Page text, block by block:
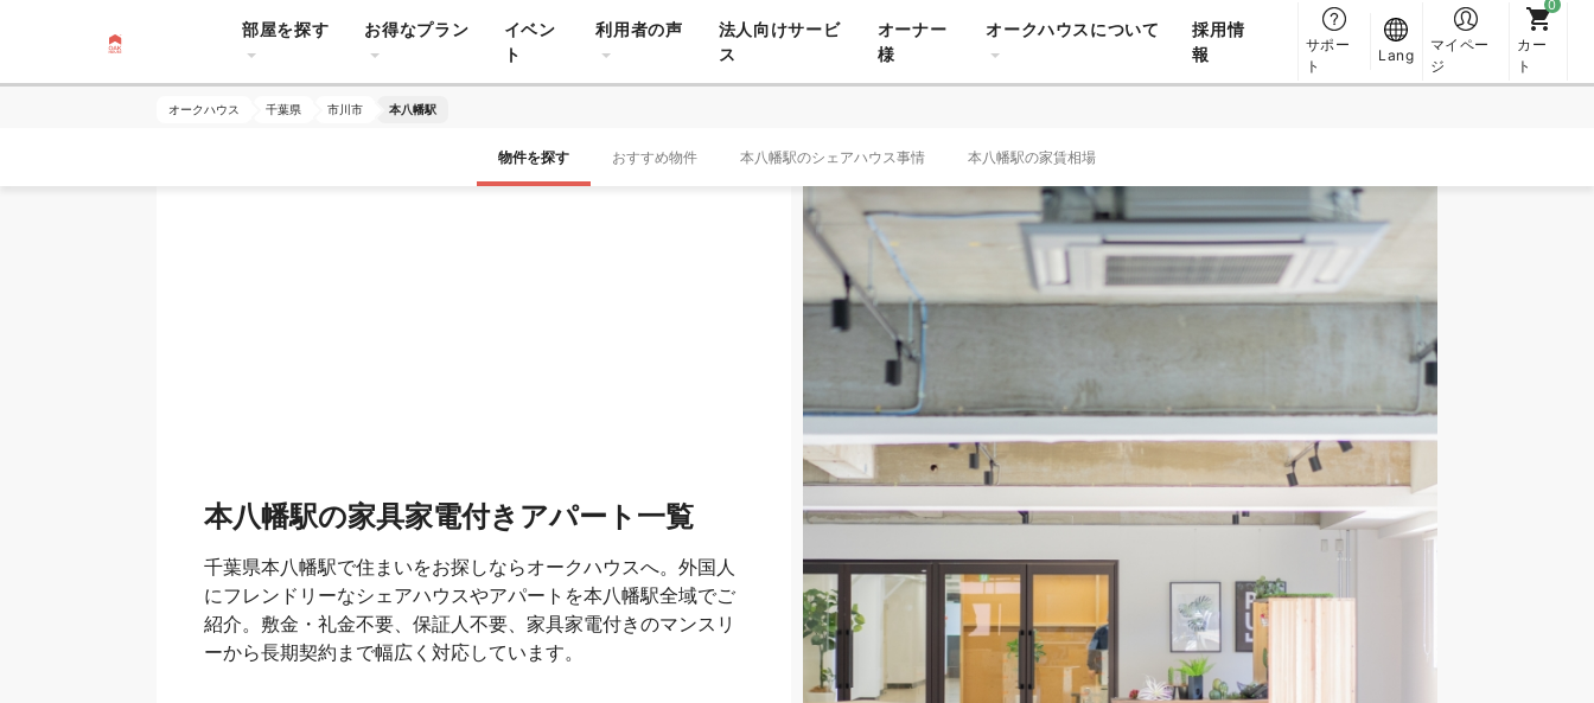
部屋を探す お得なプラン
イベン
ト
利用者の声
法人向けサービ
ス
オーナー
様
オークハウスについて
採用情
報
サポー
ト
Lang
マイペー
ジ
カー
ト
オークハウス 千葉県 市川市 本八幡駅
物件を探す おすすめ物件 本八幡駅のシェアハウス事情 本八幡駅の家賃相場
本八幡駅の家具家電付きアパート一覧
千葉県本八幡駅で住まいをお探しならオークハウスへ。外国人
にフレンドリーなシェアハウスやアパートを本八幡駅全域でご
紹介。敷金・礼金不要、保証人不要、家具家電付きのマンスリ
ーから長期契約まで幅広く対応しています。